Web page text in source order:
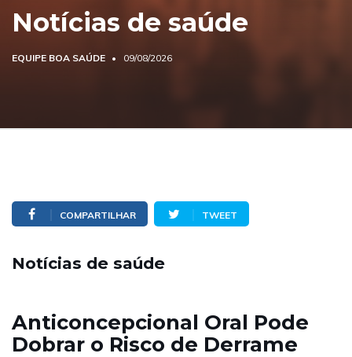
Notícias de saúde
EQUIPE BOA SAÚDE 09/08/2026
COMPARTILHAR TWEET
Notícias de saúde
Anticoncepcional Oral Pode
Dobrar o Risco de Derrame